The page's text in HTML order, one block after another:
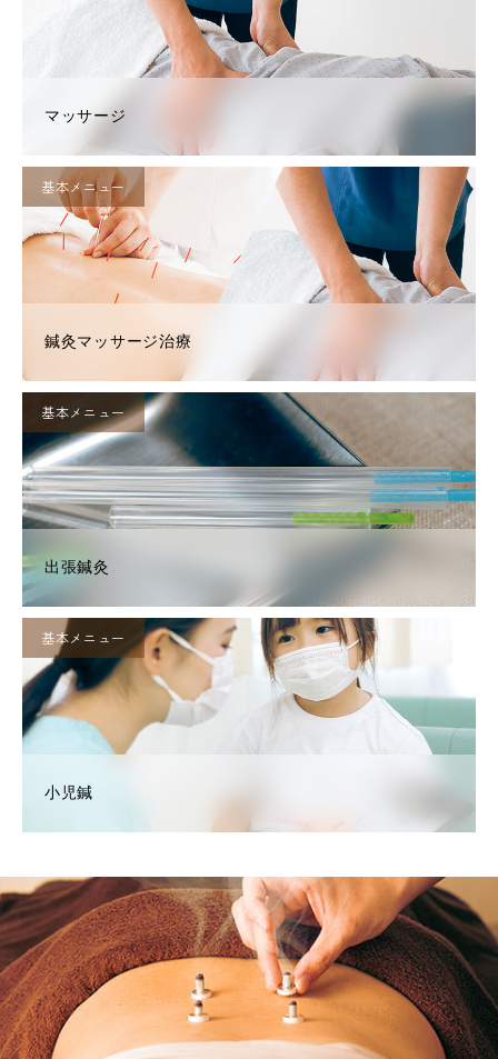
マッサージ
基本メニュー
鍼灸マッサージ治療
基本メニュー
出張鍼灸
基本メニュー
小児鍼